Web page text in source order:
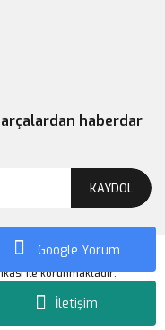
İletişim
haberdar
KAYDOL
ile korunmaktadır.
Google Yorum